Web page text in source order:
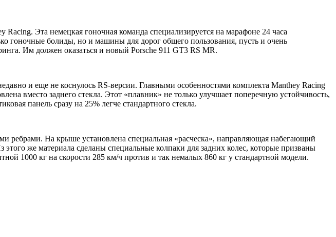
Эта немецкая гоночная команда специализируется на марафоне 24 часа
гоночные болиды, но и машины для дорог общего пользования, пусть и очень
Им должен оказаться и новый Porsche 911 GT3 RS MR.
и еще не коснулось RS-версии. Главными особенностями комплекта Manthey Racing
вместо заднего стекла. Этот «плавник» не только улучшает поперечную устойчивость,
панель сразу на 25% легче стандартного стекла.
На крыше установлена специальная «расческа», направляющая набегающий
же материала сделаны специальные колпаки для задних колес, которые призваны
1000 кг на скорости 285 км/ч против и так немалых 860 кг у стандартной модели.